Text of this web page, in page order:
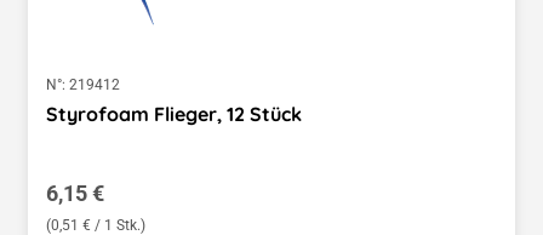
N°: 219412
Styrofoam Flieger, 12 Stück
Regulärer Preis:
6,15 €
(0,51 € / 1 Stk.)